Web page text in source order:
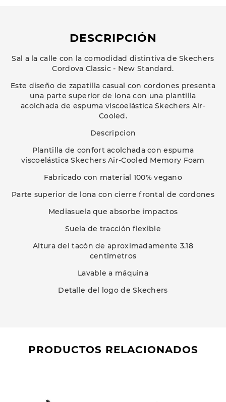
DESCRIPCIÓN
Sal a la calle con la comodidad distintiva de Skechers
Cordova Classic - New Standard.
Este diseño de zapatilla casual con cordones presenta
una parte superior de lona con una plantilla
acolchada de espuma viscoelástica Skechers Air-
Cooled.
Descripcion
Plantilla de confort acolchada con espuma
viscoelástica Skechers Air-Cooled Memory Foam
Fabricado con material 100% vegano
Parte superior de lona con cierre frontal de cordones
Mediasuela que absorbe impactos
Suela de tracción flexible
Altura del tacón de aproximadamente 3.18
centímetros
Lavable a máquina
Detalle del logo de Skechers
PRODUCTOS RELACIONADOS